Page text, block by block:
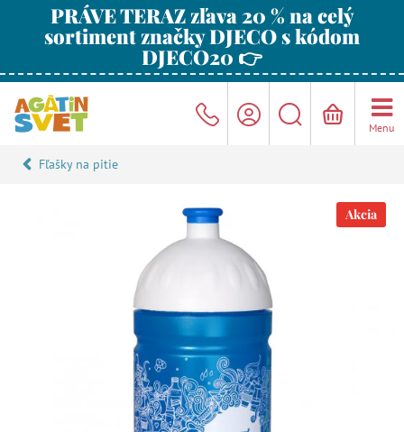
PRÁVE TERAZ zľava 20 % na celý
sortiment značky DJECO s kódom
DJECO20 👉
Menu
Fľašky na pitie
Akcia